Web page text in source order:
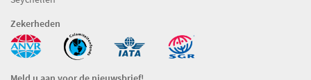
Zekerheden